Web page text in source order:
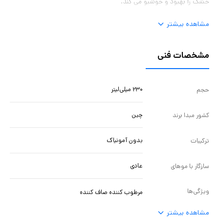
مشاهده بیشتر
مشخصات فنی
حجم ۲۳۰ میلی‌لیتر
کشور مبدا برند چین
ترکیبات بدون آمونیاک
سازگار با موهای عادی
ویژگی‌ها مرطوب کننده صاف کننده
مشاهده بیشتر